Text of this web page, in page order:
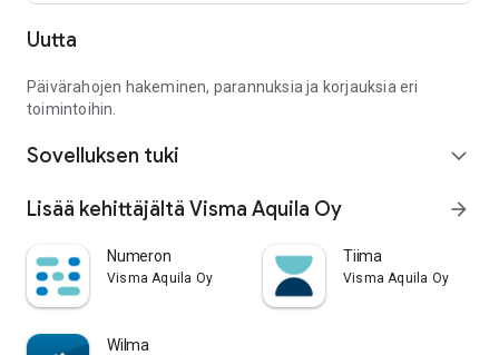
Uutta
Päivärahojen hakeminen, parannuksia ja korjauksia eri
toimintoihin.
Sovelluksen tuki expand_more
Lisää kehittäjältä Visma Aquila Oy arrow_forward
Numeron
Visma Aquila Oy
Tiima
Visma Aquila Oy
Wilma